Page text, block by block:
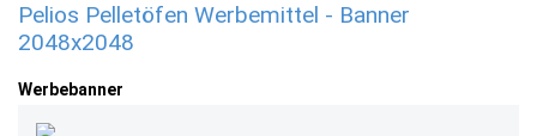
Pelios Pelletöfen Werbemittel - Banner
2048x2048
Werbebanner